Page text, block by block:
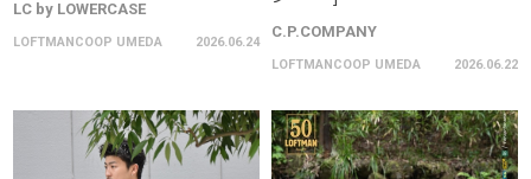
LC by LOWERCASE
LOFTMANCOOP UMEDA 2026.06.24
C.P.COMPANY
LOFTMANCOOP UMEDA 2026.06.22